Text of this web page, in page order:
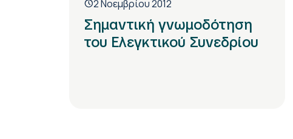
2 Νοεμβρίου 2012
Σημαντική γνωμοδότηση
του Ελεγκτικού Συνεδρίου